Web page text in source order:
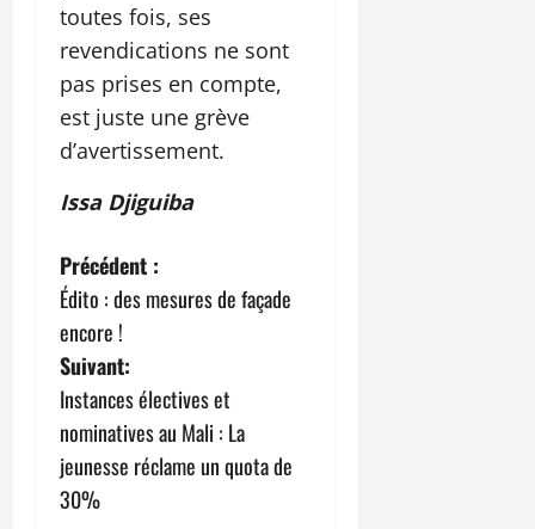
toutes fois, ses
revendications ne sont
pas prises en compte,
est juste une grève
d’avertissement.
Issa Djiguiba
N
a
v
i
g
Précédent :
Édito : des mesures de façade
encore !
Suivant:
Instances électives et
nominatives au Mali : La
jeunesse réclame un quota de
30%